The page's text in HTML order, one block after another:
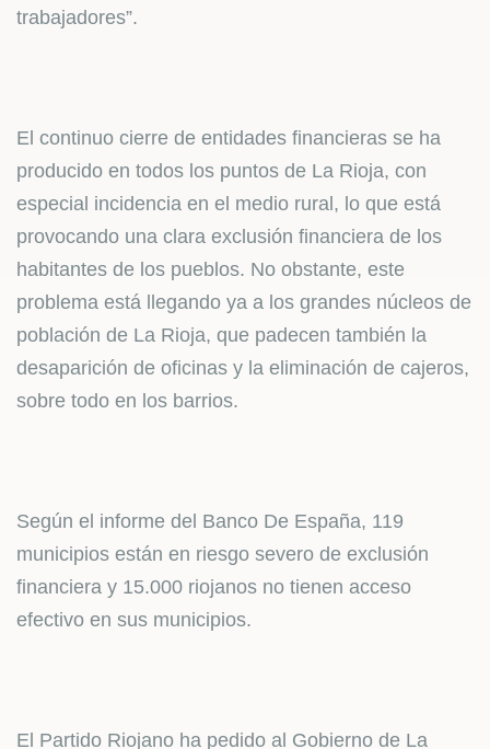
trabajadores”.
El continuo cierre de entidades financieras se ha
producido en todos los puntos de La Rioja, con
especial incidencia en el medio rural, lo que está
provocando una clara exclusión financiera de los
habitantes de los pueblos. No obstante, este
problema está llegando ya a los grandes núcleos de
población de La Rioja, que padecen también la
desaparición de oficinas y la eliminación de cajeros,
sobre todo en los barrios.
Según el informe del Banco De España, 119
municipios están en riesgo severo de exclusión
financiera y 15.000 riojanos no tienen acceso
efectivo en sus municipios.
El Partido Riojano ha pedido al Gobierno de La